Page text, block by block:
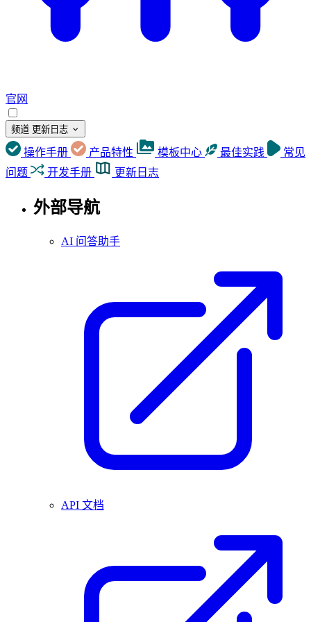
官网
频道 更新日志
操作手册 产品特性 模板中心 最佳实践
常见
问题
开发手册 更新日志
外部导航
AI 问答助手
API 文档